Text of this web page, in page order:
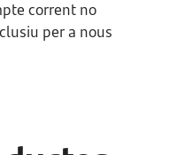
corrent no
per a nous